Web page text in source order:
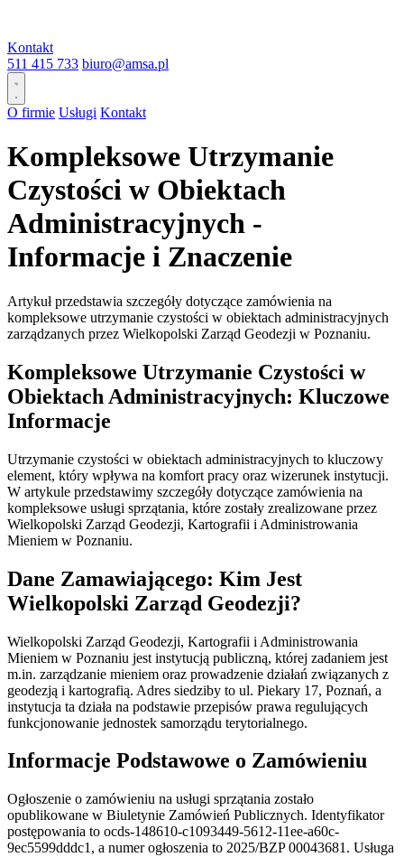
Kontakt
511 415 733 biuro@amsa.pl
O firmie Usługi Kontakt
Kompleksowe Utrzymanie
Czystości w Obiektach
Administracyjnych -
Informacje i Znaczenie
Artykuł przedstawia szczegóły dotyczące zamówienia na
kompleksowe utrzymanie czystości w obiektach administracyjnych
zarządzanych przez Wielkopolski Zarząd Geodezji w Poznaniu.
Kompleksowe Utrzymanie Czystości w
Obiektach Administracyjnych: Kluczowe
Informacje
Utrzymanie czystości w obiektach administracyjnych to kluczowy
element, który wpływa na komfort pracy oraz wizerunek instytucji.
W artykule przedstawimy szczegóły dotyczące zamówienia na
kompleksowe usługi sprzątania, które zostały zrealizowane przez
Wielkopolski Zarząd Geodezji, Kartografii i Administrowania
Mieniem w Poznaniu.
Dane Zamawiającego: Kim Jest
Wielkopolski Zarząd Geodezji?
Wielkopolski Zarząd Geodezji, Kartografii i Administrowania
Mieniem w Poznaniu jest instytucją publiczną, której zadaniem jest
m.in. zarządzanie mieniem oraz prowadzenie działań związanych z
geodezją i kartografią. Adres siedziby to ul. Piekary 17, Poznań, a
instytucja ta działa na podstawie przepisów prawa regulujących
funkcjonowanie jednostek samorządu terytorialnego.
Informacje Podstawowe o Zamówieniu
Ogłoszenie o zamówieniu na usługi sprzątania zostało
opublikowane w Biuletynie Zamówień Publicznych. Identyfikator
postępowania to ocds-148610-c1093449-5612-11ee-a60c-
9ec5599dddc1, a numer ogłoszenia to 2025/BZP 00043681. Usługa